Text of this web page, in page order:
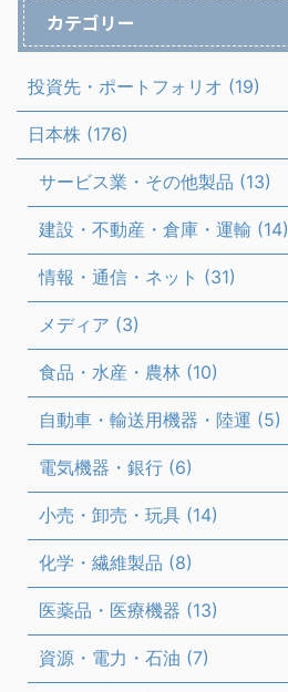
カテゴリー
投資先・ポートフォリオ (19)
日本株 (176)
サービス業・その他製品 (13)
建設・不動産・倉庫・運輸 (14)
情報・通信・ネット (31)
メディア (3)
食品・水産・農林 (10)
自動車・輸送用機器・陸運 (5)
電気機器・銀行 (6)
小売・卸売・玩具 (14)
化学・繊維製品 (8)
医薬品・医療機器 (13)
資源・電力・石油 (7)